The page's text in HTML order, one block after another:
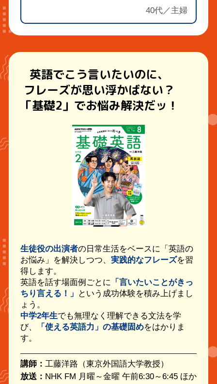
40代／主婦
英語でこう言いたいのに、
フレーズが思い浮かばない？
「基礎2」でお悩み解決だッ！
生徒役の出演者の日常生活をベースに「英語の
お悩み」を解決しつつ、 実践的なフレーズを習
得します。
英語を話す場面例ごとに 「言いたいことがきっ
ちり言える！」
という成功体験を積み上げまし
ょう。
中学2年生でも無理なく理解できる文法を学
び、
「使える英語力」の基礎固めをはかりま
す。
講師： 工藤洋路（東京外国語大学教授）
放送： NHK FM 月曜～金曜 午前6:30～6:45 ほか